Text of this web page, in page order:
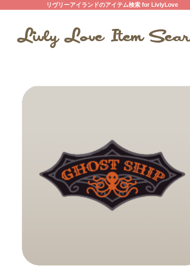
リヴリーアイランドのアイテム検索 for LivlyLove